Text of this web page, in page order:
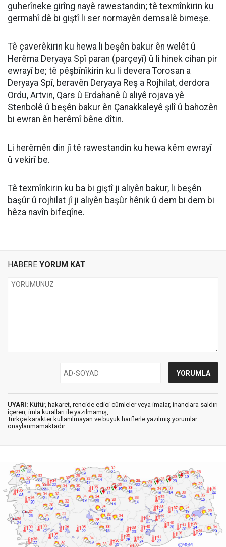
guherîneke girîng nayê rawestandin; tê texmînkirin ku
germahî dê bi giştî li ser normayên demsalê bimeşe.
Tê çaverêkirin ku hewa li beşên bakur ên welêt û
Herêma Deryaya Spî paran (parçeyî) û li hinek cihan pir
ewrayî be; tê pêşbînîkirin ku li devera Torosan a
Deryaya Spî, beravên Deryaya Reş a Rojhilat, derdora
Ordu, Artvin, Qars û Erdahanê û aliyê rojava yê
Stenbolê û beşên bakur ên Çanakkaleyê şilî û bahozên
bi ewran ên herêmî bêne dîtin.
Li herêmên din jî tê rawestandin ku hewa kêm ewrayî
û vekirî be.
Tê texmînkirin ku ba bi giştî ji aliyên bakur, li beşên
başûr û rojhilat jî ji aliyên başûr hênik û dem bi dem bi
hêza navîn bifeqîne.
HABERE YORUM KAT
UYARI: Küfür, hakaret, rencide edici cümleler veya imalar, inançlara saldırı
içeren, imla kuralları ile yazılmamış,
Türkçe karakter kullanılmayan ve büyük harflerle yazılmış yorumlar
onaylanmamaktadır.